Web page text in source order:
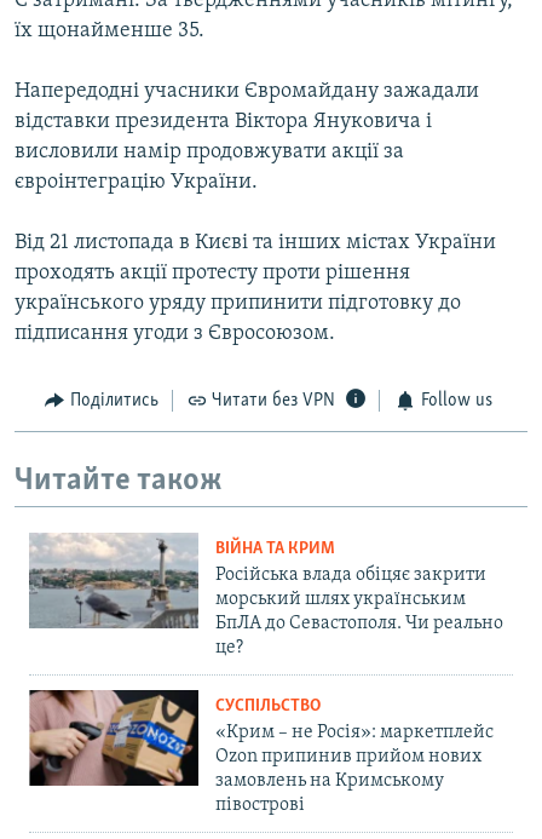
їх щонайменше 35.
Напередодні учасники Євромайдану зажадали
відставки президента Віктора Януковича і
висловили намір продовжувати акції за
євроінтеграцію України.
Від 21 листопада в Києві та інших містах України
проходять акції протесту проти рішення
українського уряду припинити підготовку до
підписання угоди з Євросоюзом.
Поділитись Читати без VPN Follow us
Читайте також
ВІЙНА ТА КРИМ
Російська влада обіцяє закрити
морський шлях українським
БпЛА до Севастополя. Чи реально
це?
СУСПІЛЬСТВО
«Крим – не Росія»: маркетплейс
Ozon припинив прийом нових
замовлень на Кримському
півострові